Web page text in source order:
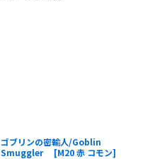
ゴブリンの密輸人/Goblin
Smuggler
[M20 赤 コモン]